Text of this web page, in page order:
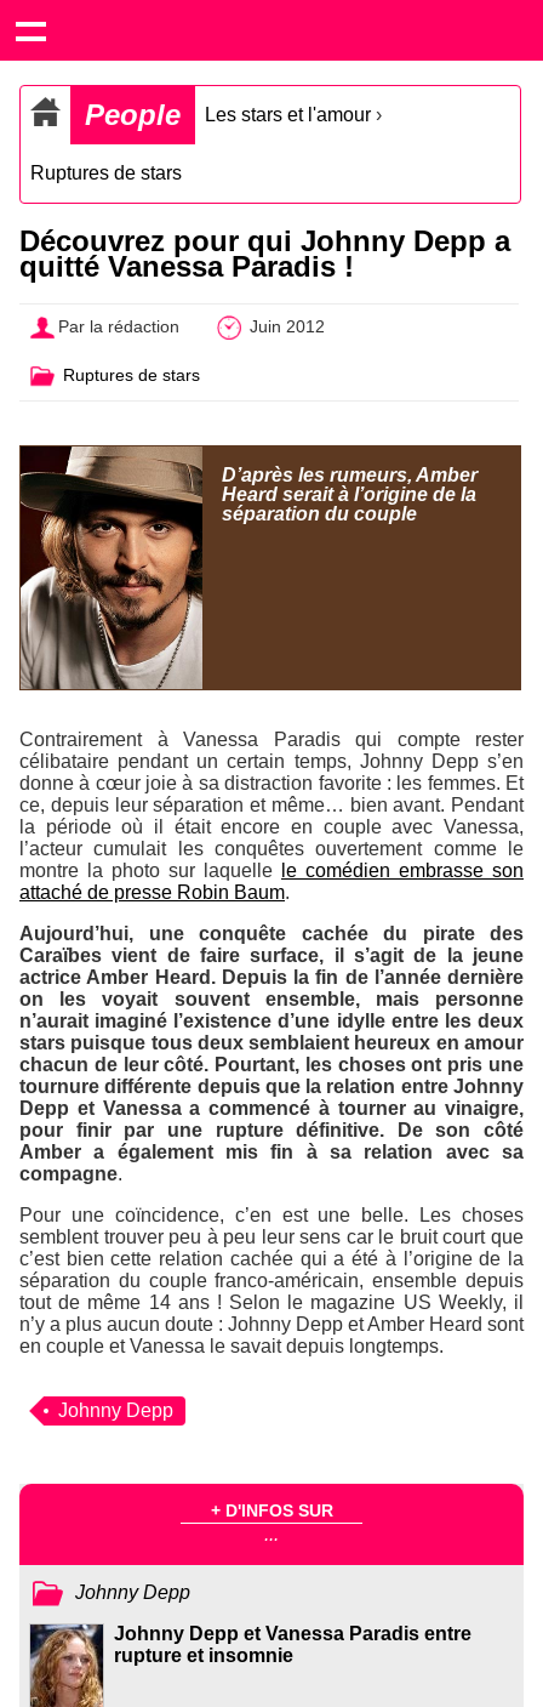
People Les stars et l'amour ›
Ruptures de stars
Découvrez pour qui Johnny Depp a
quitté Vanessa Paradis !
Par la rédaction Juin 2012
Ruptures de stars
D’après les rumeurs, Amber
Heard serait à l’origine de la
séparation du couple
Contrairement à Vanessa Paradis qui compte rester
célibataire pendant un certain temps, Johnny Depp s’en
donne à cœur joie à sa distraction favorite : les femmes. Et
ce, depuis leur séparation et même… bien avant. Pendant
la période où il était encore en couple avec Vanessa,
l’acteur cumulait les conquêtes ouvertement comme le
montre la photo sur laquelle
le comédien embrasse son
attaché de presse Robin Baum.
Aujourd’hui, une conquête cachée du pirate des
Caraïbes vient de faire surface, il s’agit de la jeune
actrice Amber Heard. Depuis la fin de l’année dernière
on les voyait souvent ensemble, mais personne
n’aurait imaginé l’existence d’une idylle entre les deux
stars puisque tous deux semblaient heureux en amour
chacun de leur côté. Pourtant, les choses ont pris une
tournure différente depuis que la relation entre Johnny
Depp et Vanessa a commencé à tourner au vinaigre,
pour finir par une rupture définitive. De son côté
Amber a également mis fin à sa relation avec sa
compagne.
Pour une coïncidence, c’en est une belle. Les choses
semblent trouver peu à peu leur sens car le bruit court que
c’est bien cette relation cachée qui a été à l’origine de la
séparation du couple franco-américain, ensemble depuis
tout de même 14 ans ! Selon le magazine US Weekly, il
n’y a plus aucun doute : Johnny Depp et Amber Heard sont
en couple et Vanessa le savait depuis longtemps.
Johnny Depp
+ D'INFOS SUR
...
Johnny Depp
Johnny Depp et Vanessa Paradis entre
rupture et insomnie